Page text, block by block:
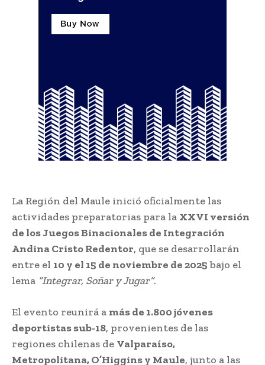
La Región del Maule inició oficialmente las
actividades preparatorias para la XXVI versión
de los Juegos Binacionales de Integración
Andina Cristo Redentor, que se desarrollarán
entre el 10 y el 15 de noviembre de 2025bajo el
lema “Integrar, Soñar y Jugar”.
El evento reunirá a más de 1.800 jóvenes
deportistas sub-18, provenientes de las
regiones chilenas de Valparaíso,
Metropolitana, O’Higgins y Maule, junto a las